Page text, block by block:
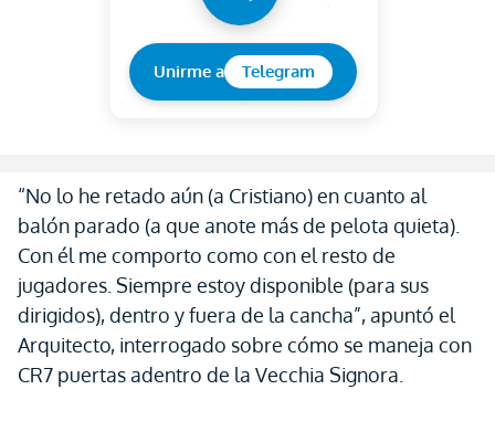
Unirme a Telegram
“No lo he retado aún (a Cristiano) en cuanto al
balón parado (a que anote más de pelota quieta).
Con él me comporto como con el resto de
jugadores. Siempre estoy disponible (para sus
dirigidos), dentro y fuera de la cancha”, apuntó el
Arquitecto, interrogado sobre cómo se maneja con
CR7 puertas adentro de la Vecchia Signora.